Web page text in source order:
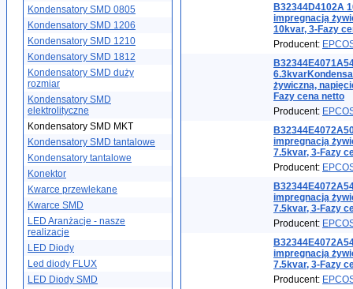
Kondensatory SMD 0805
Kondensatory SMD 1206
Kondensatory SMD 1210
Kondensatory SMD 1812
Kondensatory SMD duży
rozmiar
Kondensatory SMD
elektrolityczne
Kondensatory SMD MKT
Kondensatory SMD tantalowe
Kondensatory tantalowe
Konektor
Kwarce przewlekane
Kwarce SMD
LED Aranżacje - nasze
realizacje
LED Diody
Led diody FLUX
LED Diody SMD
B32344D4102A
impregnacją
10kvar, 3-Fazy
Producent:
żywiczną,
Fazy cena netto
Producent:
impregnacją
7.5kvar, 3-Fazy
Producent:
impregnacją
7.5kvar, 3-Fazy
Producent:
impregnacją
7.5kvar, 3-Fazy
Producent: